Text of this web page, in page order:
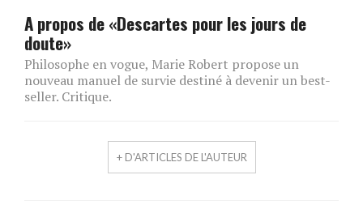
A propos de «Descartes pour les jours de
doute»
Philosophe en vogue, Marie Robert propose un
nouveau manuel de survie destiné à devenir un best-
seller. Critique.
+ D'ARTICLES DE L'AUTEUR